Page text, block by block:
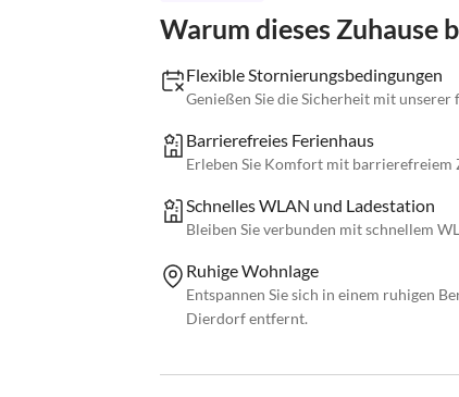
Warum dieses Zuhause
Flexible Stornierungsbedingungen
Genießen Sie die Sicherheit mit
Barrierefreies Ferienhaus
Erleben Sie Komfort mit barrierefreiem
Schnelles WLAN und Ladestation
Bleiben Sie verbunden mit schnellem
Ruhige Wohnlage
Entspannen Sie sich in einem ruhigen
Dierdorf entfernt.